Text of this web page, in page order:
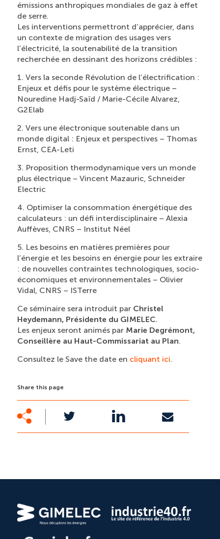
émissions anthropiques mondiales de gaz à effet
de serre.
Les interventions permettront d’apprécier, dans
un contexte de migration des usages vers
l’électricité, la soutenabilité de la transition
recherchée en dessinant des horizons crédibles :
1. Vers la seconde Révolution de l’électrification :
Enjeux et défis pour le système électrique –
Nouredine Hadj-Saïd / Marie-Cécile Alvarez,
G2Elab
2. Vers une électronique soutenable dans un
monde digital : Enjeux et perspectives – Thomas
Ernst, CEA-Leti
3. Proposition thermodynamique vers un monde
plus électrique – Vincent Mazauric, Schneider
Electric
4. Optimiser la consommation énergétique des
calculateurs : un défi interdisciplinaire – Alexia
Auffèves, CNRS – Institut Néel
5. Les besoins en matières premières pour
l’énergie et les besoins en énergie pour les extraire
: de nouvelles contraintes technologiques, socio-
économiques et environnementales – Olivier
Vidal, CNRS – ISTerre
Ce séminaire sera introduit par Christel
Heydemann, Présidente du GIMELEC.
Les enjeux seront animés par Marie Degrémont,
Conseillère au Haut-Commissariat au Plan.
Consultez le Save the date en cliquant ici.
Share this page